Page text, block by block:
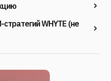
WHYTE (не